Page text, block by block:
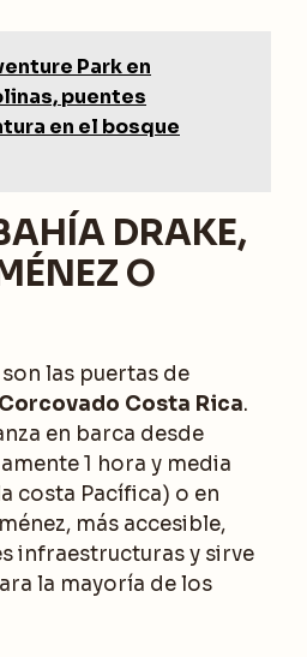
Park en
puentes
en el bosque
DRAKE,
O
las puertas de
Costa Rica.
en barca desde
1 hora y media
costa Pacífica) o en
más accesible,
infraestructuras y sirve
la mayoría de los